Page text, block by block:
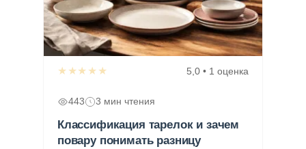
★★★★★ 5,0 • 1 оценка
443 3 мин чтения
Классификация тарелок и зачем
повару понимать разницу